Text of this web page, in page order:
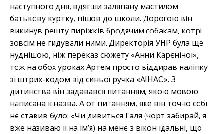
наступного дня, вдягши заляпану мастилом
батькову куртку, пішов до школи. Дорогою він
викинув решту пиріжків бродячим собакам, котрі
зовсім не гидували ними. Директорія УНР була ще
нуднішою, ніж переказ сюжету «Анни Карєніної»,
тож на обох уроках Артем просто віддирав наліпку
зі штрих-кодом від синьої ручка «АІНАО». З
дитинства він задавався питанням, якою мовою
написана її назва. А от питанням, яке він точно собі
не ставив було: «Чи дивиться Галя (чорт забирай, я
вже називаю її на ім’я) на мене з вікон їдальні, що